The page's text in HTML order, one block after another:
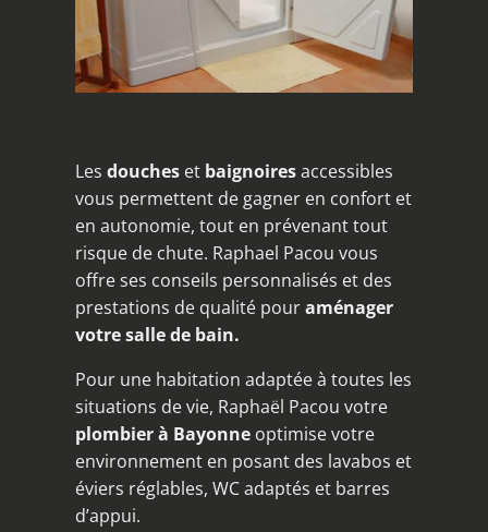
Les douchesetbaignoiresaccessibles
vous permettent de gagner en confort et
en autonomie, tout en prévenant tout
risque de chute. Raphael Pacou vous
offre ses conseils personnalisés et des
prestations de qualité pouraménager
votre salle de bain.
Pour une habitation adaptée à toutes les
situations de vie, Raphaël Pacou votre
plombier à Bayonneoptimise votre
environnement en posant des lavabos et
éviers réglables, WC adaptés et barres
d’appui.